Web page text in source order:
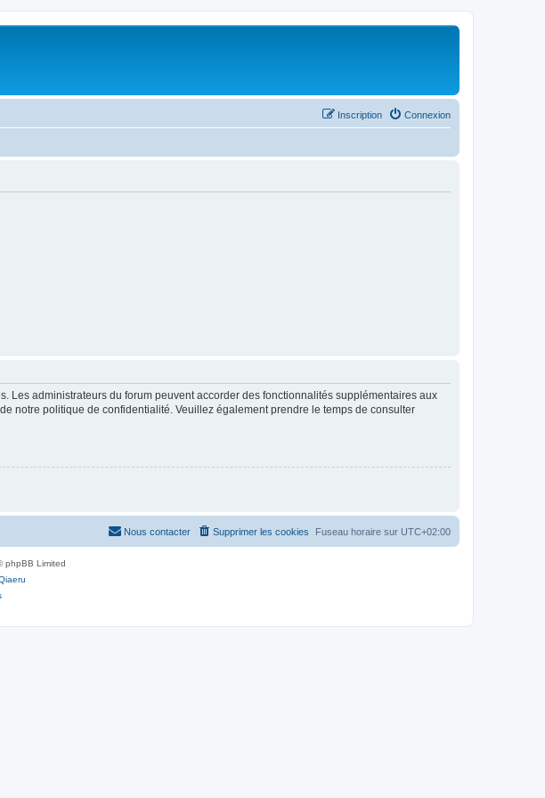
Connexion
Inscription
Les administrateurs du forum peuvent accorder des fonctionnalités supplémentaires aux
notre politique de confidentialité. Veuillez également prendre le temps de consulter
Fuseau horaire sur UTC+02:00
Supprimer les cookies
Nous contacter
phpBB Limited